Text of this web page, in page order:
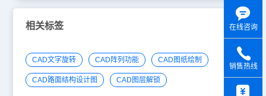
相关标签
CAD文字旋转 CAD阵列功能 CAD图纸绘制
CAD路面结构设计图 CAD图层解锁
在线咨询
销售热线